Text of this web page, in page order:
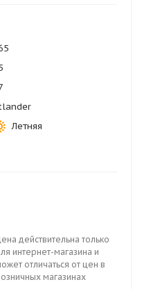
Летняя
действительна только
интернет-магазина и
отличаться от цен в
магазинах